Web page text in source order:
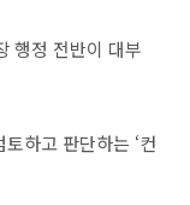
행정 전반이 대부
하고 판단하는 ‘컨